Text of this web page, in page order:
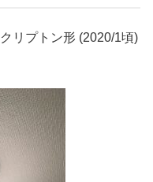
リプトン形 (2020/1頃)